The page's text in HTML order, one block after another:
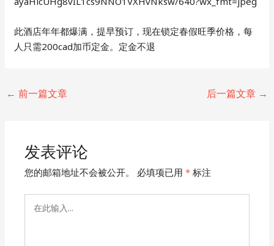
此酒店年年都爆满，提早预订，现在锁定春假旺季价格，每
人只需200cad加币定金。定金不退
Post
← 前一篇文章 后一篇文章 →
发表评论
您的邮箱地址不会被公开。 必填项已用* 标注